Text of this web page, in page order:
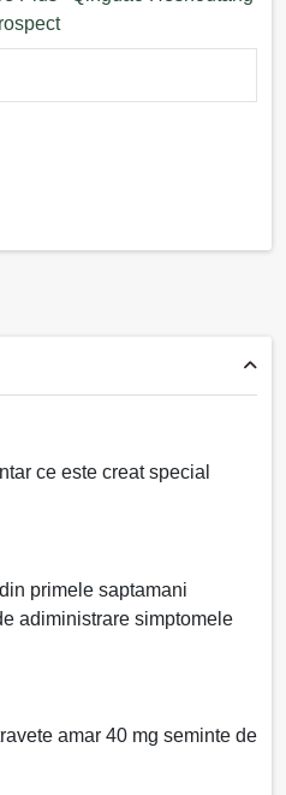
ce este creat special
primele saptamani
adiministrare simptomele
amar 40 mg seminte de